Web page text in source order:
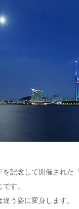
記念して開催された
す。
う姿に変身します。